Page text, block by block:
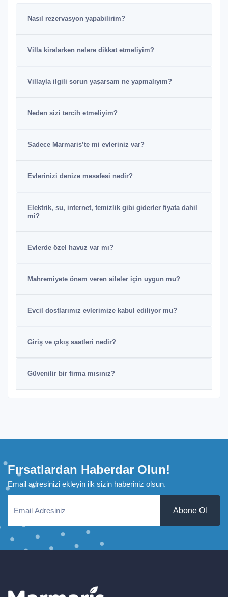
Nasıl rezervasyon yapabilirim?
Villa kiralarken nelere dikkat etmeliyim?
Villayla ilgili sorun yaşarsam ne yapmalıyım?
Neden sizi tercih etmeliyim?
Sadece Marmaris’te mi evleriniz var?
Evlerinizi denize mesafesi nedir?
Elektrik, su, internet, temizlik gibi giderler fiyata dahil
mi?
Evlerde özel havuz var mı?
Mahremiyete önem veren aileler için uygun mu?
Evcil dostlarımız evlerimize kabul ediliyor mu?
Giriş ve çıkış saatleri nedir?
Güvenilir bir firma mısınız?
Fırsatlardan Haberdar Olun!
Email adresinizi ekleyin ilk sizin haberiniz olsun.
Abone Ol